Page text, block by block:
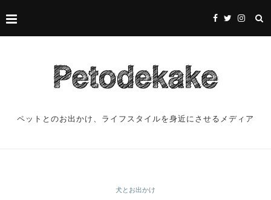
ペットとのお出かけ、ライフスタイルを身近にさせるメディア
犬とお出かけ